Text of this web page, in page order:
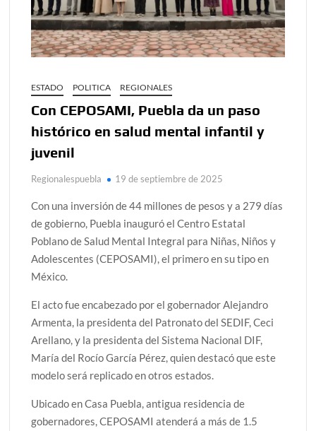
ESTADO POLITICA REGIONALES
Con CEPOSAMI, Puebla da un paso
histórico en salud mental infantil y
juvenil
Regionalespuebla 19 de septiembre de 2025
Con una inversión de 44 millones de pesos y a 279 días
de gobierno, Puebla inauguró el Centro Estatal
Poblano de Salud Mental Integral para Niñas, Niños y
Adolescentes (CEPOSAMI), el primero en su tipo en
México.
El acto fue encabezado por el gobernador Alejandro
Armenta, la presidenta del Patronato del SEDIF, Ceci
Arellano, y la presidenta del Sistema Nacional DIF,
María del Rocío García Pérez, quien destacó que este
modelo será replicado en otros estados.
Ubicado en Casa Puebla, antigua residencia de
gobernadores, CEPOSAMI atenderá a más de 1.5